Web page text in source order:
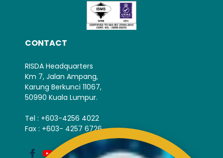
CONTACT
RISDA Headquarters
Km 7, Jalan Ampang,
Karung Berkunci 11067,
50990 Kuala Lumpur.
Tel : +603-4256 4022
Fax : +603- 4257 6726